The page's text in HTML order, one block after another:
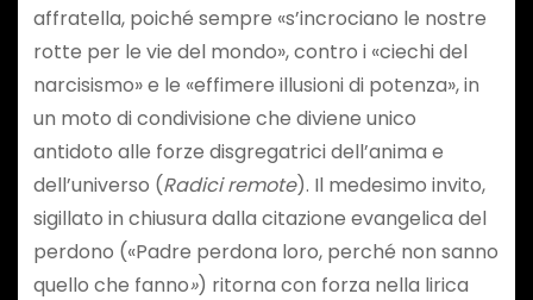
affratella, poiché sempre «s’incrociano le nostre
rotte per le vie del mondo», contro i «ciechi del
narcisismo» e le «effimere illusioni di potenza», in
un moto di condivisione che diviene unico
antidoto alle forze disgregatrici dell’anima e
dell’universo (Radici remote). Il medesimo invito,
sigillato in chiusura dalla citazione evangelica del
perdono («Padre perdona loro, perché non sanno
quello che fanno») ritorna con forza nella lirica